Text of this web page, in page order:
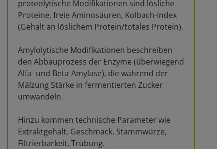
proteolytische Modifikationen sind lösliche
Proteine, freie Aminosäuren, Kolbach-Index
(Gehalt an löslichem Protein/totales Protein).
Amylolytische Modifikationen beschreiben
den Abbauprozess der Enzyme (überwiegend
Alfa- und Beta-Amylase), die während der
Mälzung Stärke in fermentierten Zucker
umwandeln.
Hinzu kommen technische Parameter wie
Extraktgehalt, Geschmack, Stammwürze,
Filtrierbarkeit, Trübung.